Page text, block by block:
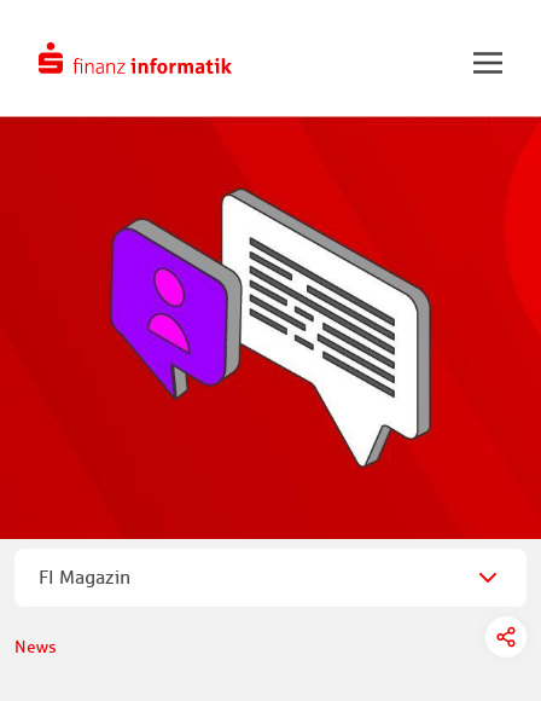
FI Magazin
News